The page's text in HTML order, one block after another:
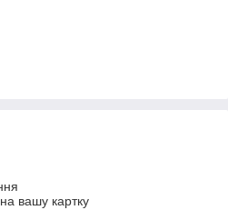
вашу картку